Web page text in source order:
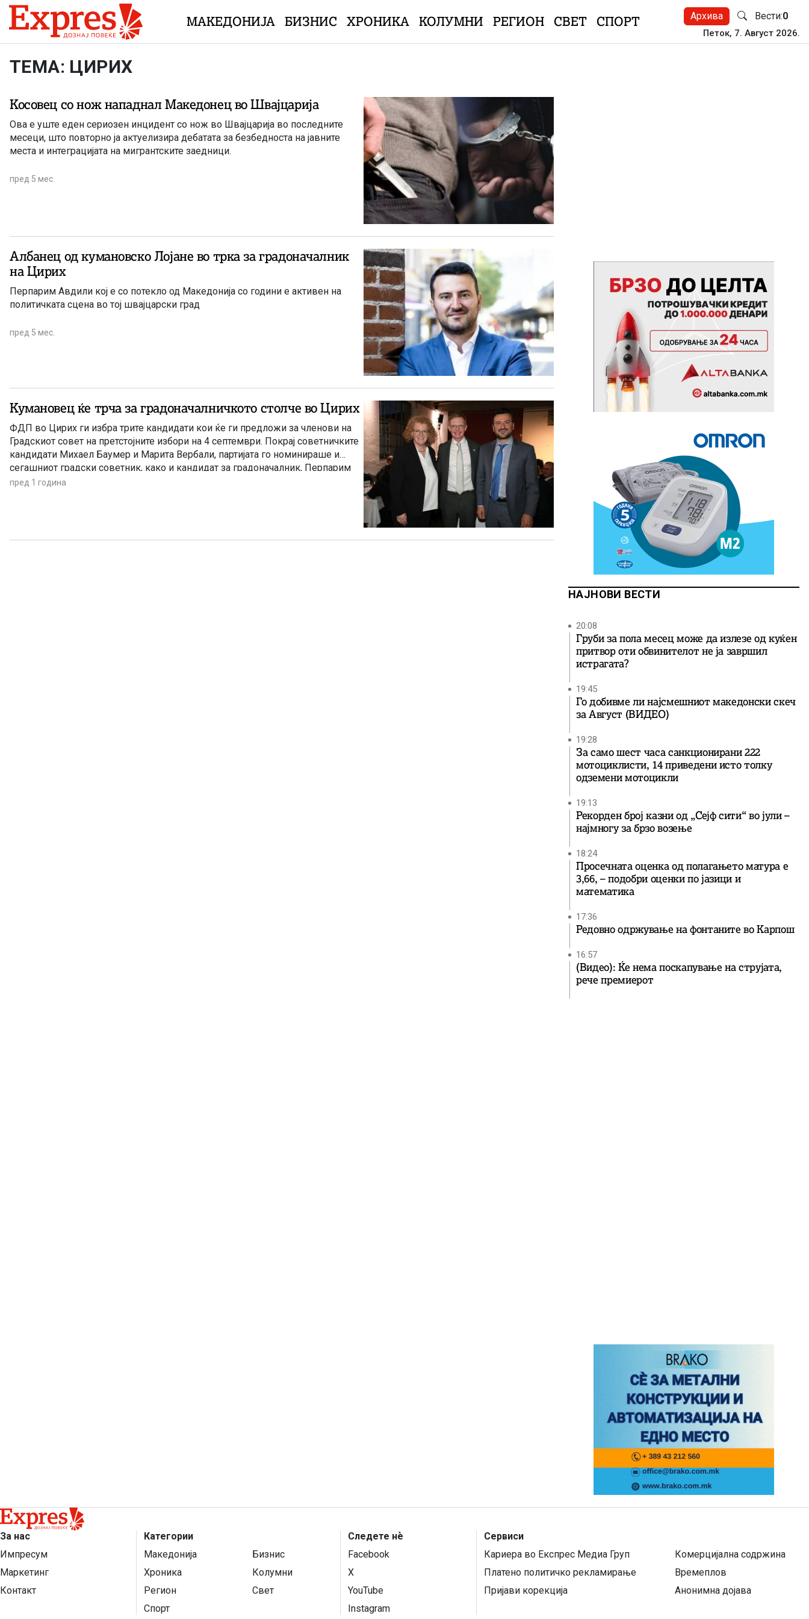
Skip to content
МАКЕДОНИЈА БИЗНИС ХРОНИКА КОЛУМНИ РЕГИОН СВЕТ СПОРТ Архива Вести:0
Петок, 7. Август 2026.
ТЕМА: ЦИРИХ
Косовец со нож нападнал Македонец во Швајцарија
Ова е уште еден сериозен инцидент со нож во Швајцарија во последните
месеци, што повторно ја актуелизира дебатата за безбедноста на јавните
места и интеграцијата на мигрантските заедници.
пред 5 мес.
Албанец од кумановско Лојане во трка за градоначалник
на Цирих
Перпарим Авдили кој е со потекло од Македонија со години е активен на
политичката сцена во тој швајцарски град
пред 5 мес.
Кумановец ќе трча за градоначалничкото столче во Цирих
ФДП во Цирих ги избра трите кандидати кои ќе ги предложи за членови на
Градскиот совет на претстојните избори на 4 септември. Покрај советничките
кандидати Михаел Баумер и Марита Вербали, партијата го номинираше и
сегашниот градски советник, како и кандидат за градоначалник, Перпарим
Авдили. Комитетот го препорачува Перпарим Авдили како кандидат за
пред 1 година
НАЈНОВИ ВЕСТИ
20:08
Груби за пола месец може да излезе од куќен
притвор оти обвинителот не ја завршил
истрагата?
19:45
Го добивме ли најсмешниот македонски скеч
за Август (ВИДЕО)
19:28
За само шест часа санкционирани 222
мотоциклисти, 14 приведени исто толку
одземени мотоцикли
19:13
Рекорден број казни од „Сејф сити“ во јули –
најмногу за брзо возење
18:24
Просечната оценка од полагањето матура е
3,66, – подобри оценки по јазици и
математика
17:36
Редовно одржување на фонтаните во Карпош
16:57
(Видео): Ќе нема поскапување на струјата,
рече премиерот
За нас
Импресум
Маркетинг
Контакт
Категории
Македонија
Бизнис
Хроника
Колумни
Регион
Свет
Спорт
Следете нѐ
Facebook
X
YouTube
Instagram
Сервиси
Кариера во Експрес Медиа Груп
Комерцијална содржина
Платено политичко рекламирање
Времеплов
Пријави корекција
Анонимна дојава